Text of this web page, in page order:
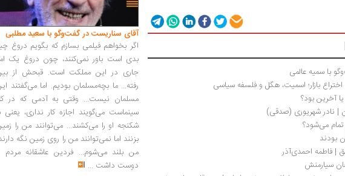
با سمیه عالمی
بازار؛ اسمیت، هگل و فلسفه سیاسی
آخرین بود؟
| نادر شهریوری (صدقی)
می‌شود؟
| فاطمه احمدی‌آذر
سیارمنش
آقای سناریست در گفت‌وگو با سعید مطلبی
اگر بخواهم فیلمی بسازم که بگویم دروغ
بدی است باور نمی‌کنند، چون دروغ یک
جاری در این مملکت است. قبحش از
رفته... ما بچه‌مسلمان بودیم. اما می‌گفتند
مسلمان نیست... وقتی به آدمی که در
سینماست می‌گویند اجازه کار نداری، یعنی
شکنجه او را می‌کشند... می‌توانند من را
بزنند اما نمی‌توانند من را روی زمین نگه
من بلند می‌شوم... فردین عاشقانه مردم
دوست داشت ...